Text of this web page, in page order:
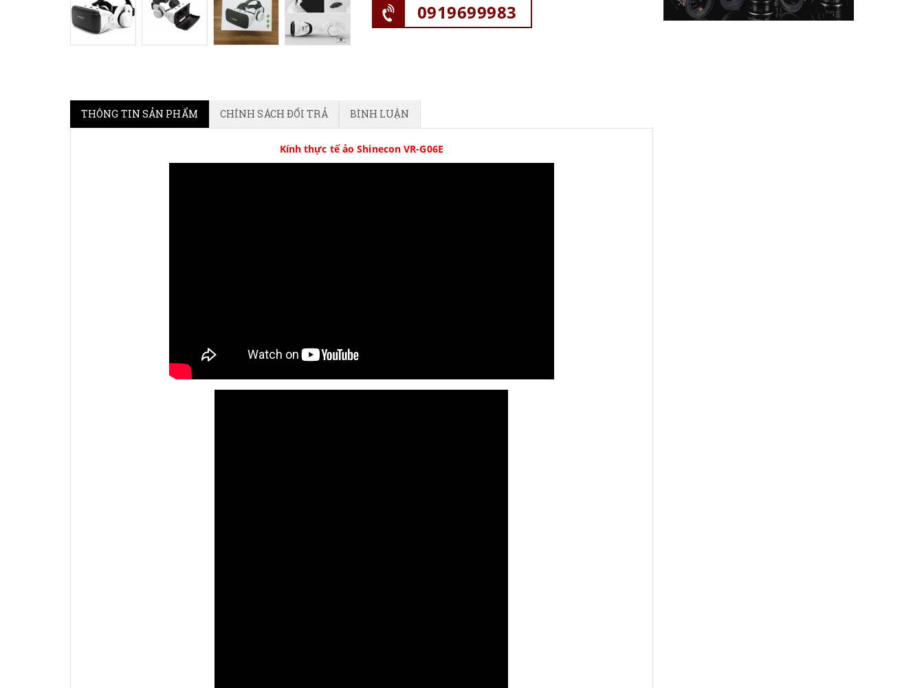
0919699983
THÔNG TIN SẢN PHẨM CHÍNH SÁCH ĐỔI TRẢ BÌNH LUẬN
Kính thực tế ảo Shinecon VR-G06E